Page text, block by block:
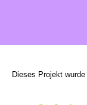
Dieses Projekt